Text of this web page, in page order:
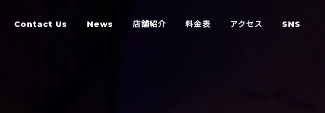
Contact Us News 店舗紹介 料金表 アクセス SNS